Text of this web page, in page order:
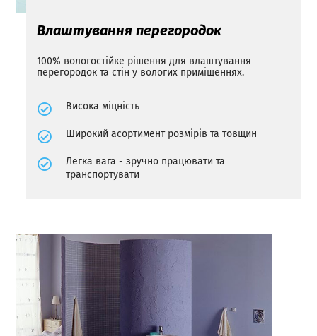
Влаштування перегородок
100% вологостійке рішення для влаштування
перегородок та стін у вологих приміщеннях.
Висока міцність
Широкий асортимент розмірів та товщин
Легка вага - зручно працювати та
транспортувати